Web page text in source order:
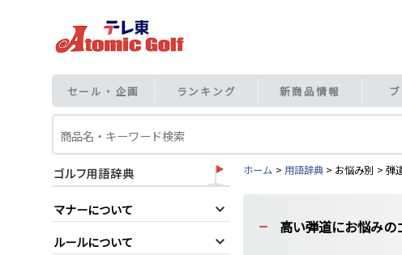
セール・企画 ランキング 新商品情報
ホーム 用語辞典 お悩み別 弾
高い弾道にお悩みの
マナーについて
ルールについて